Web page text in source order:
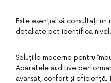
Este esențial să consultați
detaliate pot identifica
Soluțiile moderne pentru
Aparatele auditive
avansat, confort și eficiență.